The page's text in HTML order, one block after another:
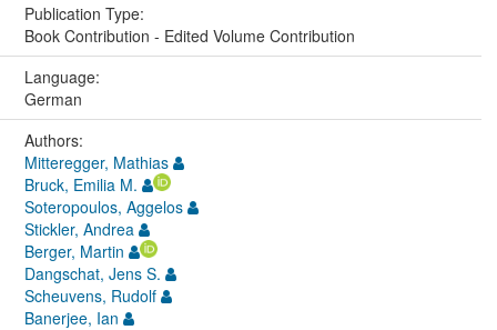
Publication Type:
Book Contribution - Edited Volume Contribution
Language:
German
Authors:
Mitteregger, Mathias
Bruck, Emilia M.
Soteropoulos, Aggelos
Stickler, Andrea
Berger, Martin
Dangschat, Jens S.
Scheuvens, Rudolf
Banerjee, Ian